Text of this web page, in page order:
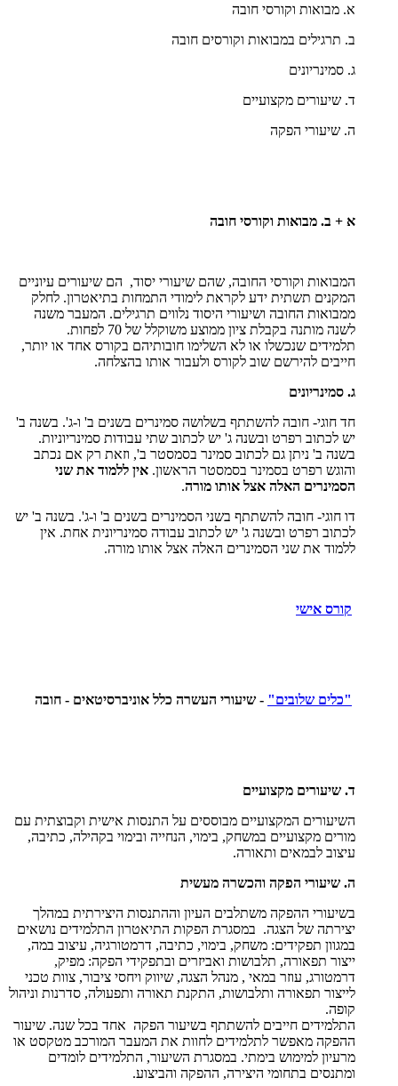
א. מבואות וקורסי חובה
ב. תרגילים במבואות וקורסים חובה
ג. סמינריונים
ד. שיעורים מקצועיים
ה. שיעורי הפקה
א + ב. מבואות וקורסי חובה
המבואות וקורסי החובה, שהם שיעורי יסוד, הם שיעורים עיוניים
המקנים תשתית ידע לקראת לימודי התמחות בתיאטרון. לחלק
ממבואות החובה ושיעורי היסוד נלווים תרגילים. המעבר משנה
לשנה מותנה בקבלת ציון ממוצע משוקלל של 70 לפחות.
תלמידים שנכשלו או לא השלימו חובותיהם בקורס אחד או יותר,
חייבים להירשם שוב לקורס ולעבור אותו בהצלחה.
ג. סמינריונים
חד חוגי- חובה להשתתף בשלושה סמינרים בשנים ב' ו-ג'. בשנה ב'
יש לכתוב רפרט ובשנה ג' יש לכתוב שתי עבודות סמינריוניות.
בשנה ב' ניתן גם לכתוב סמינר בסמסטר ב', וזאת רק אם נכתב
והוגש רפרט בסמינר בסמסטר הראשון. אין ללמוד את שני
הסמינרים האלה אצל אותו מורה.
דו חוגי- חובה להשתתף בשני הסמינרים בשנים ב' ו-ג'. בשנה ב' יש
לכתוב רפרט ובשנה ג' יש לכתוב עבודה סמינריונית אחת. אין
ללמוד את שני הסמינרים האלה אצל אותו מורה.
קורס אישי
"כלים שלובים" - שיעורי העשרה כלל אוניברסיטאים - חובה
ד. שיעורים מקצועיים
השיעורים המקצועיים מבוססים על התנסות אישית וקבוצתית עם
מורים מקצועיים במשחק, בימוי, הנחייה ובימוי בקהילה, כתיבה,
עיצוב לבמאים ותאורה.
ה. שיעורי הפקה והכשרה מעשית
בשיעורי ההפקה משתלבים העיון וההתנסות היצירתית במהלך
יצירתה של הצגה. במסגרת הפקות התיאטרון התלמידים נושאים
במגוון תפקידים: משחק, בימוי, כתיבה, דרמטורגיה, עיצוב במה,
ייצור תפאורה, תלבושות ואביזרים ובתפקידי הפקה: מפיק,
דרמטורג, עוזר במאי , מנהל הצגה, שיווק ויחסי ציבור, צוות טכני
לייצור תפאורה ותלבושות, התקנת תאורה ותפעולה, סדרנות וניהול
קופה.
התלמידים חייבים להשתתף בשיעור הפקה אחד בכל שנה. שיעור
ההפקה מאפשר לתלמידים לחוות את המעבר המורכב מטקסט או
מרעיון למימוש בימתי. במסגרת השיעור, התלמידים לומדים
ומתנסים בתחומי היצירה, ההפקה והביצוע.